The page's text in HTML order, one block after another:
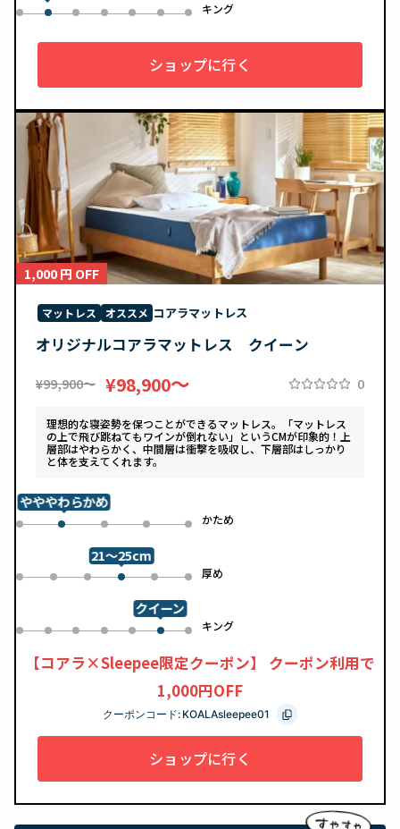
0 1 2 3 4 5 キング
6
ショップに行く
1,000 円 OFF
マットレス オススメ コアラマットレス
オリジナルコアラマットレス クイーン
¥99,900〜 ¥98,900〜 0
理想的な寝姿勢を保つことができるマットレス。「マットレス
の上で飛び跳ねてもワインが倒れない」というCMが印象的！上
層部はやわらかく、中間層は衝撃を吸収し、下層部はしっかり
と体を支えてくれます。
0 1
やややわらかめ
2 3 かため
4
0 1 2 3
21～25cm
4 厚め
5
0 1 2 3 4 5
クイーン
キング
6
【コアラ×Sleepee限定クーポン】 クーポン利用で
1,000円OFF
クーポンコード: KOALAsleepee01
ショップに行く